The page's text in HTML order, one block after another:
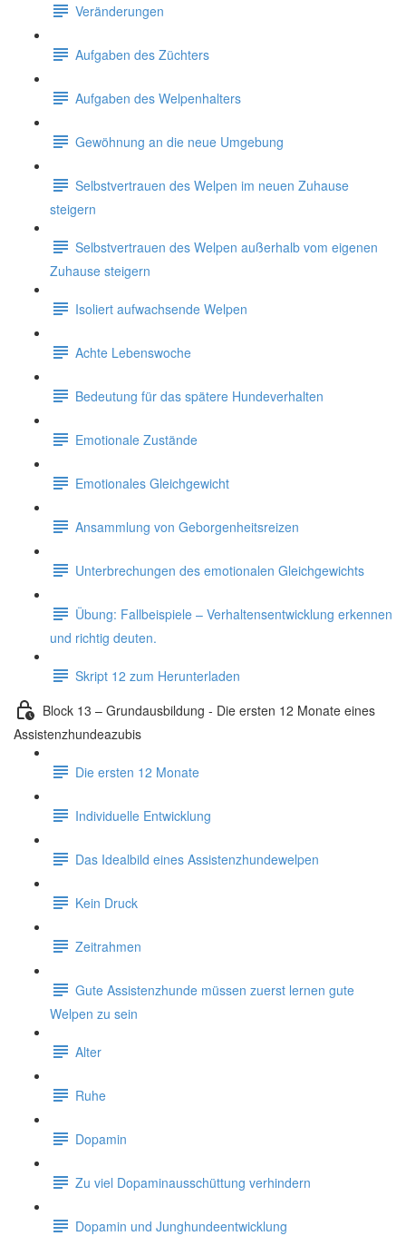
Veränderungen
Aufgaben des Züchters
Aufgaben des Welpenhalters
Gewöhnung an die neue Umgebung
Selbstvertrauen des Welpen im neuen Zuhause
steigern
Selbstvertrauen des Welpen außerhalb vom eigenen
Zuhause steigern
Isoliert aufwachsende Welpen
Achte Lebenswoche
Bedeutung für das spätere Hundeverhalten
Emotionale Zustände
Emotionales Gleichgewicht
Ansammlung von Geborgenheitsreizen
Unterbrechungen des emotionalen Gleichgewichts
Übung: Fallbeispiele – Verhaltensentwicklung erkennen
und richtig deuten.
Skript 12 zum Herunterladen
Block 13 – Grundausbildung - Die ersten 12 Monate eines
Assistenzhundeazubis
Die ersten 12 Monate
Individuelle Entwicklung
Das Idealbild eines Assistenzhundewelpen
Kein Druck
Zeitrahmen
Gute Assistenzhunde müssen zuerst lernen gute
Welpen zu sein
Alter
Ruhe
Dopamin
Zu viel Dopaminausschüttung verhindern
Dopamin und Junghundeentwicklung